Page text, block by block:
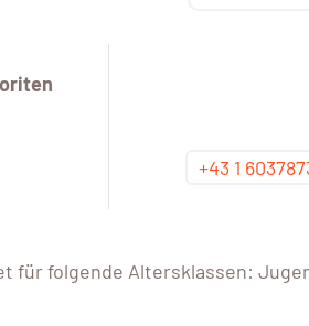
+43 1
für folgende Altersklassen: